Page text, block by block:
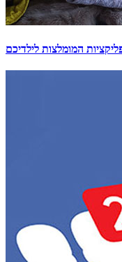
המומלצות לילדיכם